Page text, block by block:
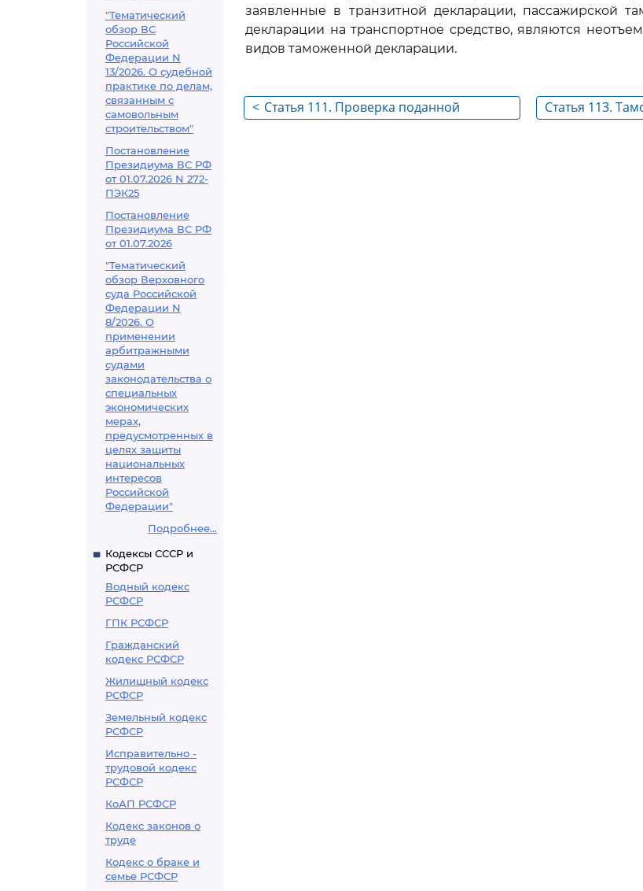
"Тематический
обзор ВС
Российской
Федерации N
13/2026. О судебной
практике по делам,
связанным с
самовольным
строительством"
Постановление
Президиума ВС РФ
от 01.07.2026 N 272-
ПЭК25
Постановление
Президиума ВС РФ
от 01.07.2026
"Тематический
обзор Верховного
суда Российской
Федерации N
8/2026. О
применении
арбитражными
судами
законодательства о
специальных
экономических
мерах,
предусмотренных в
целях защиты
национальных
интересов
Российской
Федерации"
Подробнее...
Кодексы СССР и
РСФСР
Водный кодекс
РСФСР
ГПК РСФСР
Гражданский
кодекс РСФСР
Жилищный кодекс
РСФСР
Земельный кодекс
РСФСР
Исправительно -
трудовой кодекс
РСФСР
КоАП РСФСР
Кодекс законов о
труде
Кодекс о браке и
семье РСФСР
заявленные в транзитной декларации, пассажирской
декларации на транспортное средство, являются
видов таможенной декларации.
< Статья 111. Проверка поданной
Статья 113.